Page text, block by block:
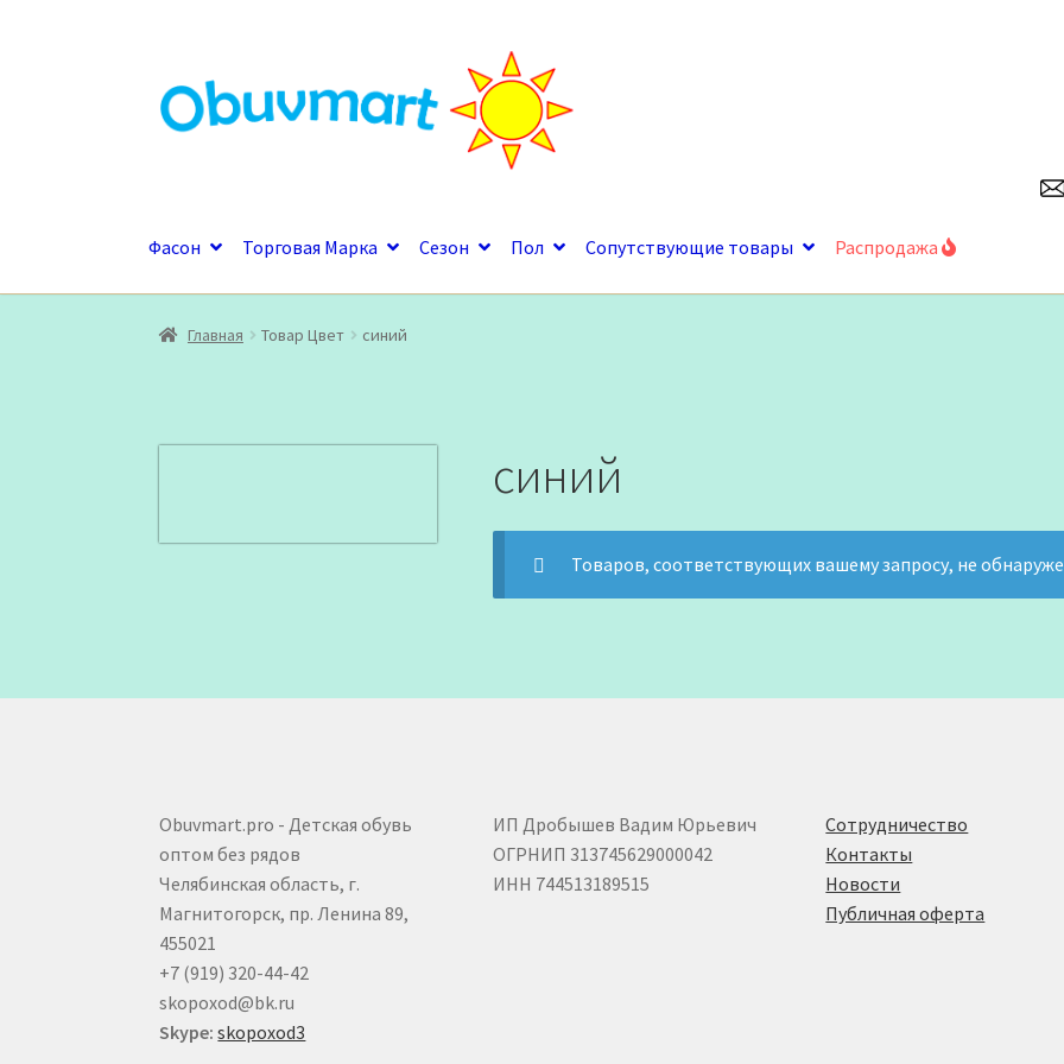
к
навигации
к
содержимому
Фасон Торговая Марка Сезон Пол Сопутствующие товары Распродажа
Главная Товар Цвет синий
синий
Товаров, соответствующих вашему запросу, не
Obuvmart.pro - Детская обувь
оптом без рядов
Челябинская область, г.
Магнитогорск, пр. Ленина 89,
455021
+7 (919) 320-44-42
skopoxod@bk.ru
Skype: skopoxod3
ИП Дробышев Вадим Юрьевич
ОГРНИП 313745629000042
ИНН 744513189515
Сотрудничество
Контакты
Новости
Публичная оферта